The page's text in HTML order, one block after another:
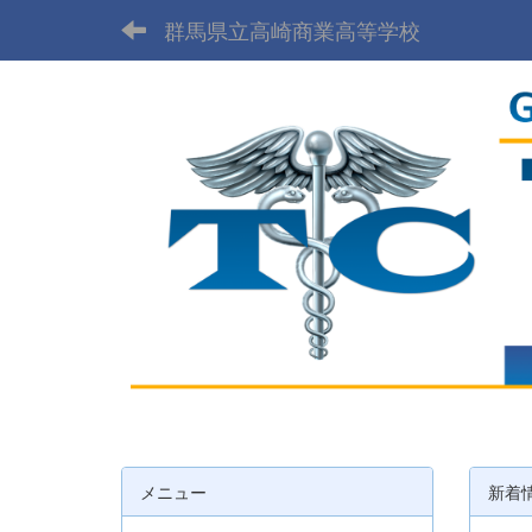
群馬県立高崎商業高等学校
新着
メニュー